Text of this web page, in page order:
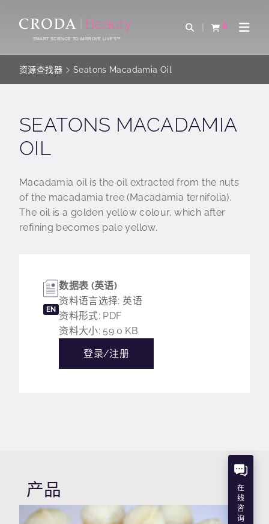
CONTENTSMART SCIENCE TO IMPROVE LIVES™
Open Search
0
查看购物车Open
资源查找器 Seatons Macadamia Oil
SEATONS MACADAMIA
OIL
Macadamia oil is the oil extracted from the nuts
of the macadamia tree (Macadamia ternifolia).
The oil is a golden yellow colour, which after
refining becomes pale yellow.
EN
数据表 (英语)
资料语言选择: 英语
资料形式: PDF
资料大小: 59.0 KB
登录/注册
产品
在
线
咨
询